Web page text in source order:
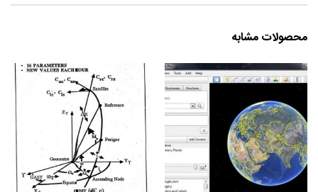
محصولات مشابه